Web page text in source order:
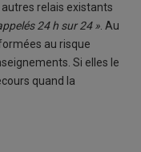
relais existants
24 h sur 24 » . Au
au risque
Si elles le
quand la